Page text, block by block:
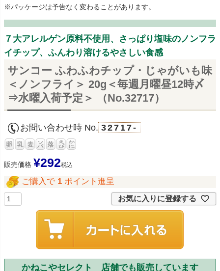
※パッケージは予告なく変わることがあります。
７大アレルゲン原料不使用、さっぱり塩味のノンフラ
イチップ、ふんわり溶けるやさしい食感
サンコー ふわふわチップ・じゃがいも味
＜ノンフライ＞ 20g＜毎週月曜昼12時〆
⇒水曜入荷予定＞ （No.32717）
お問い合わせ時 No. 32717-
販売価格 ¥292税込
ご購入で 1 ポイント進呈
お気に入りに登録する
かねこやセレクト 店舗でも販売しています